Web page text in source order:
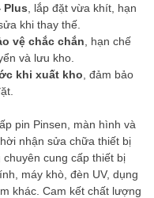
Plus , lắp đặt vừa khít, hạn
khi thay thế.
vệ chắc chắn , hạn chế
và lưu kho.
khi xuất kho , đảm bảo
pin Pinsen, màn hình và
nhận sửa chữa thiết bị
cung cấp thiết bị
máy khò, đèn UV, dụng
khác. Cam kết chất lượng